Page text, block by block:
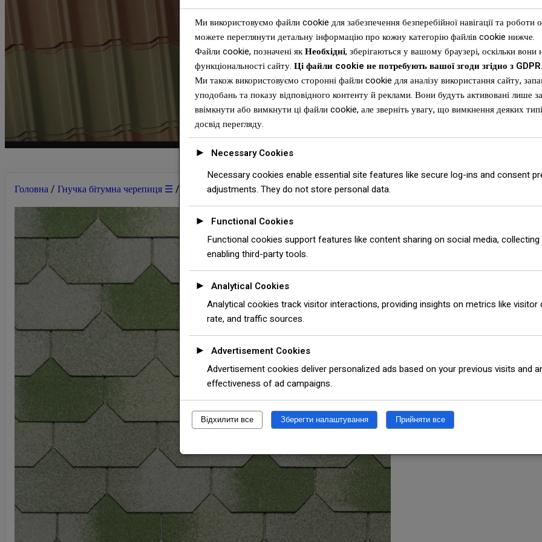
Home»Бітумова черепиця — Tegola Liberty зелений камінь
Головна/ Гнучка бітумна черепиця ☰ / Бітумна Черепиця - TEGOLA/ Бітумова черепиця — Tegola Liberty зелений камінь
Tegola
камінь
1 773,00₴
Немає в наявності
Бітумна
Ми використовуємо файли cookie для забезпечення безперебійної навігації та
можете переглянути детальну інформацію про кожну категорію файлів cookie нижче.
Файли cookie, позначені якНеобхідні, зберігаються у вашому браузері, оскільки вони
функціональності сайту. Ці файли cookie не потребують вашої згоди згідно з GDPR.
Ми також використовуємо сторонні файли cookie для аналізу використання сайту,
уподобань та показу відповідного контенту й реклами. Вони будуть активовані лише
ввімкнути або вимкнути ці файли cookie, але зверніть увагу, що вимкнення деяких
досвід перегляду.
► Necessary Cookies
Necessary cookies enable essential site features like secure log-ins and consent
adjustments. They do not store personal data.
►
Functional Cookies
Functional cookies support features like content sharing on social media, collecting
enabling third-party tools.
►
Analytical Cookies
Analytical cookies track visitor interactions, providing insights on metrics like visitor
rate, and traffic sources.
►
Advertisement Cookies
Advertisement cookies deliver personalized ads based on your previous visits and
effectiveness of ad campaigns.
Відхилити все Зберегти налаштування Прийняти все